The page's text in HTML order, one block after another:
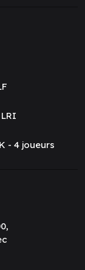
- 4 joueurs